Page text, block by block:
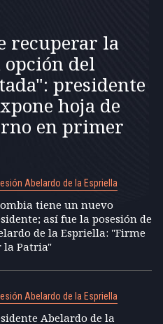
recuperar la
del
presidente
hoja de
en primer
Abelardo de la Espriella
tiene un nuevo
así fue la posesión de
de la Espriella: "Firme
la Patria"
Abelardo de la Espriella
Abelardo de la